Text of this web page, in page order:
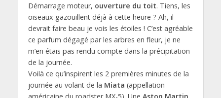
Démarrage moteur, ouverture du toit. Tiens, les
oiseaux gazouillent déjà à cette heure ? Ah, il
devrait faire beau je vois les étoiles ! C’est agréable
ce parfum dégagé par les arbres en fleur, je ne
m’en étais pas rendu compte dans la précipitation
de la journée.
Voilà ce qu’inspirent les 2 premières minutes de la
journée au volant de la Miata (appellation
américaine du roadster MX-5). Une Aston Martin